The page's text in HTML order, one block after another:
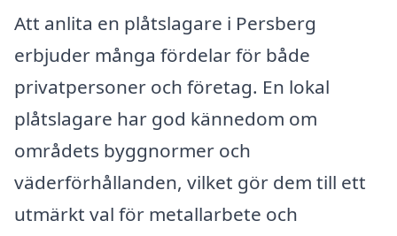
Att anlita en plåtslagare i Persberg
erbjuder många fördelar för både
privatpersoner och företag. En lokal
plåtslagare har god kännedom om
områdets byggnormer och
väderförhållanden, vilket gör dem till ett
utmärkt val för metallarbete och